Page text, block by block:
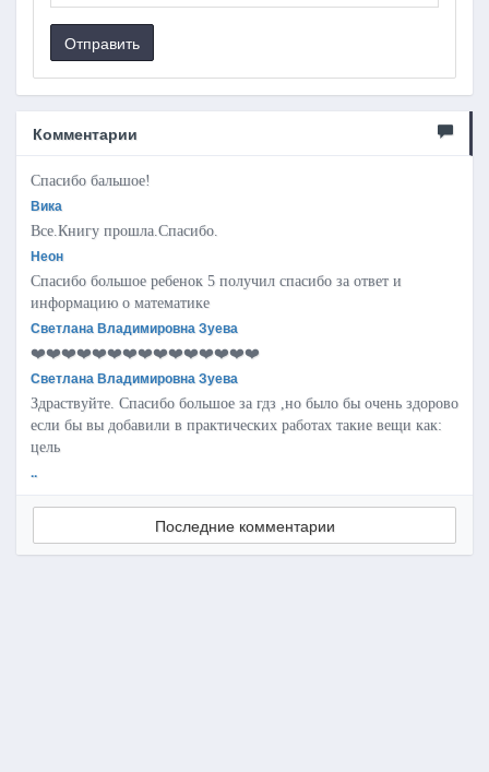
Отправить
Комментарии
Спасибо бальшое!
Вика
Все.Книгу прошла.Спасибо.
Неон
Спасибо большое ребенок 5 получил спасибо за ответ и
информацию о математике
Светлана Владимировна Зуева
❤️❤️❤️❤️❤️❤️❤️❤️❤️❤️❤️❤️❤️❤️❤️
Светлана Владимировна Зуева
Здраствуйте. Спасибо большое за гдз ,но было бы очень здорово
если бы вы добавили в практических работах такие вещи как:
цель
..
Последние комментарии